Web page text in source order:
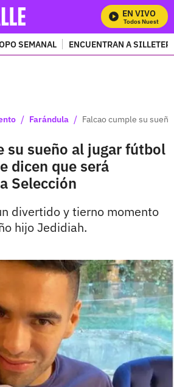
EN VIVO
Mira Todos Nuestros
SEMANAL ENCUENTRAN A
/ Farándula / Falcao cumple su
su sueño al jugar fútbol
dicen que será
Selección
divertido y tierno momento
hijo Jedidiah.